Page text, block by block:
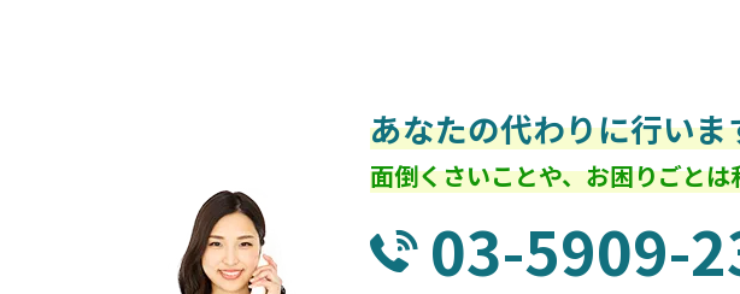
あなたの代わりに行いま
面倒くさいことや、お困りごと
03-5909-